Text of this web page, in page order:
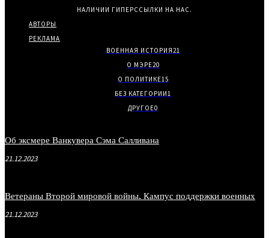
НАЛИЧИИ ГИПЕРССЫЛКИ НА НАС.
АВТОРЫ
РЕКЛАМА
ВОЕННАЯ ИСТОРИЯ21
О МЭРЕ20
О ПОЛИТИКЕ15
БЕЗ КАТЕГОРИИ1
ДРУГОЕ0
Об эксмере Ванкувера Сэма Салливана
21.12.2023
Ветераны Второй мировой войны. Кампус поддержки военных
21.12.2023